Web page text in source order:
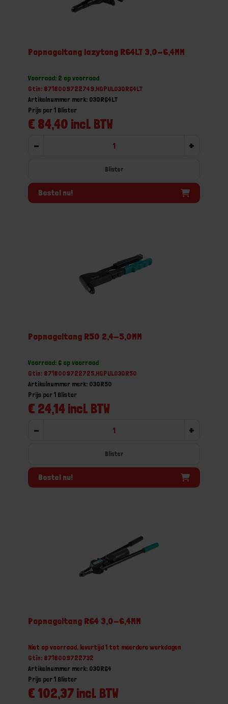
Popnageltang lazytong R64LT 3,0-6,4MM
Voorraad: 2 op voorraad
Gtin: 8718009722749,HGPUL03QR64LT
Artikelnummer merk: 03QR64LT
€ 84,40 incl. BTW
Prijs per 1 Blister
- +
Blister
Bestel nu!
Popnageltang R50 2,4-5,0MM
Voorraad: 6 op voorraad
Gtin: 8718009722725,HGPUL03QR50
Artikelnummer merk: 03QR50
€ 24,14 incl. BTW
Prijs per 1 Blister
- +
Blister
Bestel nu!
Popnageltang R64 3,0-6,4MM
Niet op voorraad, levertijd 1 tot meerdere werkdagen
Gtin: 8718009722732
Artikelnummer merk: 03QR64
€ 102,37 incl. BTW
Prijs per 1 Blister